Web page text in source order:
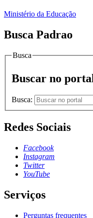
Ministério da Educação
Busca Padrao
Busca
Buscar no portal
Busca:
Redes Sociais
Facebook
Instagram
Twitter
YouTube
Serviços
Perguntas frequentes